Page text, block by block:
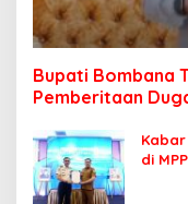
Bupati Bombana
Pemberitaan
di